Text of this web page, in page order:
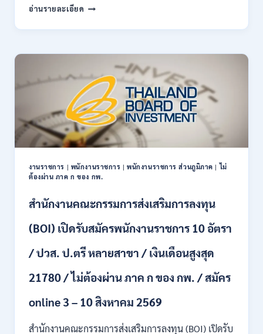
อ่านรายละเอียด สถาบัน
บิน
เปิด
สมัคร
บุคคล
เพื่อ
เป็น
พนักงาน
11
อัตรา
ป.ตรี
ทุก
และ
ขึ้น
/
ต้อง
ภาค
งานราชการ | พนักงานราชการ |พนักงานราชการ ส่วนภูมิภาค |ไม่
ต้องผ่าน ภาค ก ของ กพ.
สำนักงานคณะกรรมการส่งเสริมการลงทุน
(BOI) เปิดรับสมัครพนักงานราชการ 10 อัตรา
/ ปวส. ป.ตรี หลายสาขา / เงินเดือนสูงสุด
21780 / ไม่ต้องผ่าน ภาค ก ของ กพ. / สมัคร
online 3 – 10 สิงหาคม 2569
สำนักงานคณะกรรมการส่งเสริมการลงทุน (BOI) เปิดรับ